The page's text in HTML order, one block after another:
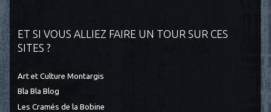
ET SI VOUS ALLIEZ FAIRE UN TOUR SUR CES
SITES ?
Art et Culture Montargis
Bla Bla Blog
Les Cramés de la Bobine